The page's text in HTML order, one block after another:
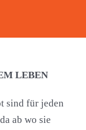
LEBEN
sind für jeden
ab wo sie